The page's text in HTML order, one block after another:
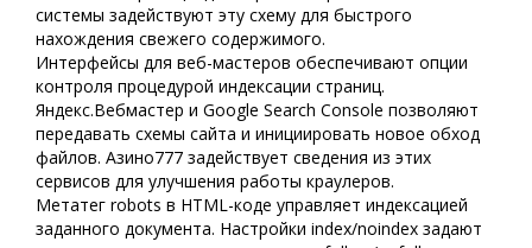
системы задействуют эту схему для быстрого
нахождения свежего содержимого.
Интерфейсы для веб-мастеров обеспечивают опции
контроля процедурой индексации страниц.
Яндекс.Вебмастер и Google Search Console позволяют
передавать схемы сайта и инициировать новое обход
файлов. Азино777 задействует сведения из этих
сервисов для улучшения работы краулеров.
Метатег robots в HTML-коде управляет индексацией
заданного документа. Настройки index/noindex задают